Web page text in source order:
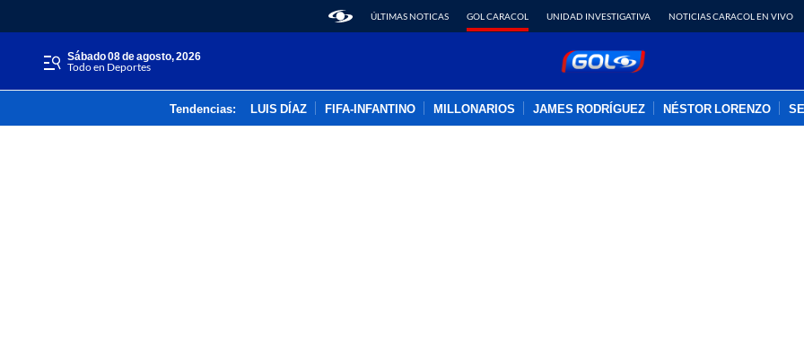
ÚLTIMAS NOTICAS GOL CARACOL UNIDAD INVESTIGATIVA NOTICIAS CARACOL EN VIVO
sábado 08 de agosto, 2026
Todo en Deportes
Tendencias: LUIS DÍAZ FIFA-INFANTINO MILLONARIOS JAMES RODRÍGUEZ NÉSTOR LORENZO